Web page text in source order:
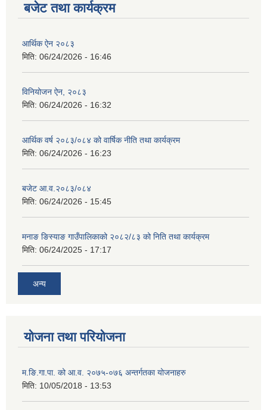
बजेट तथा कार्यक्रम
आर्थिक ऐन २०८३
मिति: 06/24/2026 - 16:46
विनियोजन ऐन, २०८३
मिति: 06/24/2026 - 16:32
आर्थिक वर्ष २०८३/०८४ को वार्षिक नीति तथा कार्यक्रम
मिति: 06/24/2026 - 16:23
बजेट आ.व.२०८३/०८४
मिति: 06/24/2026 - 15:45
मनाङ ङिस्याङ गाउँपालिकाको २०८२/८३ को निति तथा कार्यक्रम
मिति: 06/24/2025 - 17:17
अन्य
योजना तथा परियोजना
म.ङि.गा.पा. को आ.व. २०७५-०७६ अन्तर्गतका योजनाहरु
मिति: 10/05/2018 - 13:53